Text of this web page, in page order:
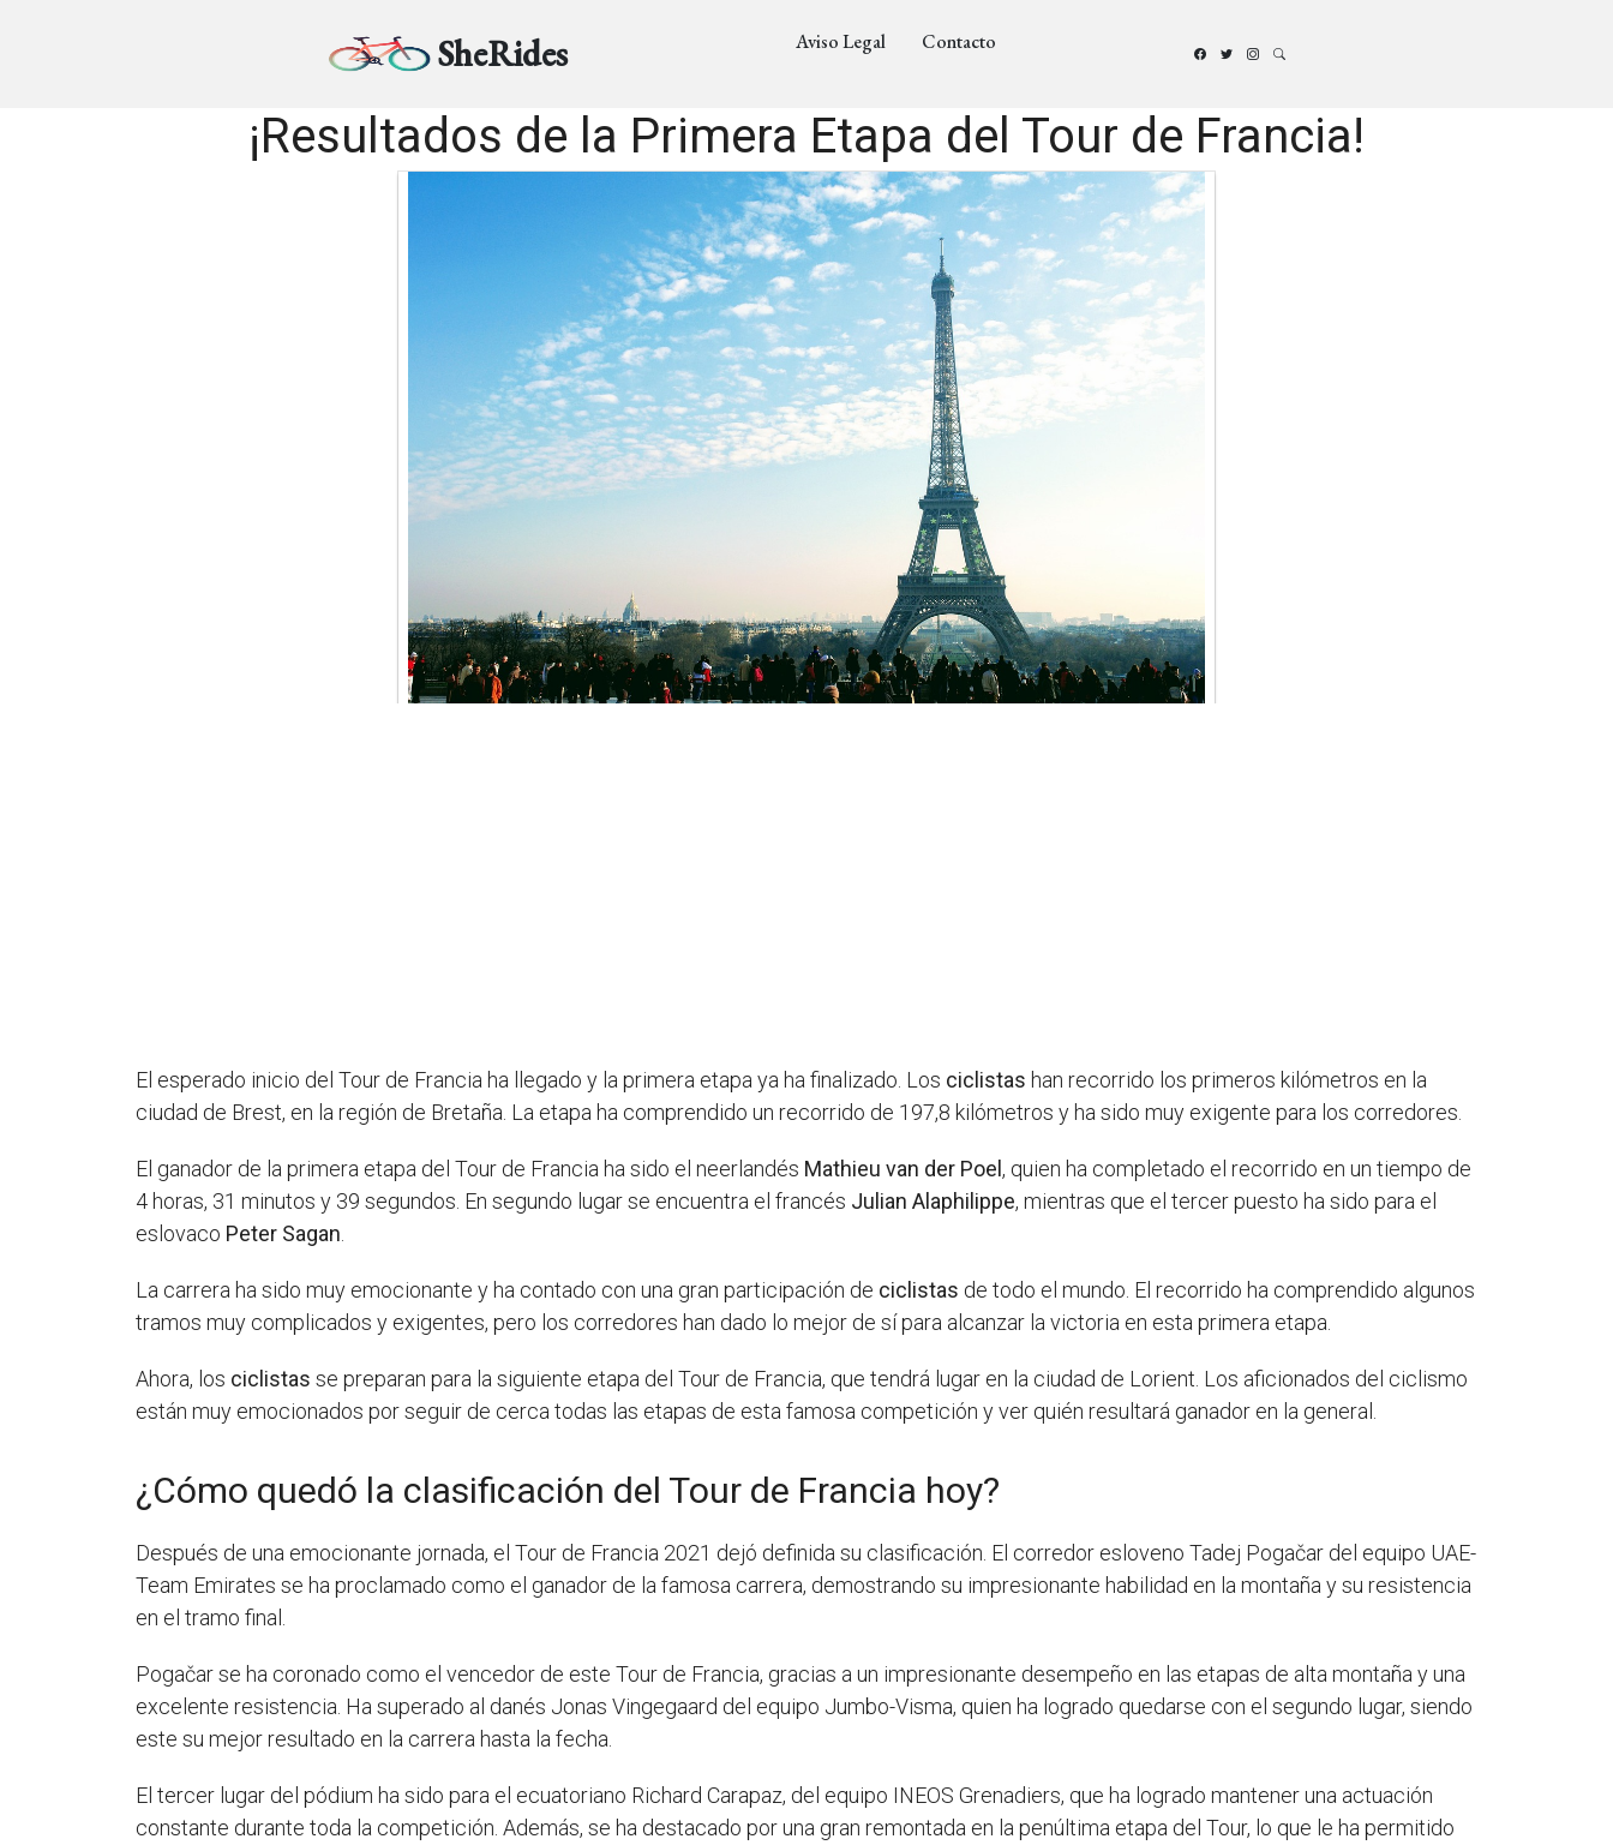
SheRides Aviso Legal Contacto
¡Resultados de la Primera Etapa del Tour de Francia!
El esperado inicio del Tour de Francia ha llegado y la primera etapa ya ha finalizado. Los ciclistas han recorrido los primeros kilómetros en la
ciudad de Brest, en la región de Bretaña. La etapa ha comprendido un recorrido de 197,8 kilómetros y ha sido muy exigente para los corredores.
El ganador de la primera etapa del Tour de Francia ha sido el neerlandés Mathieu van der Poel, quien ha completado el recorrido en un tiempo de
4 horas, 31 minutos y 39 segundos. En segundo lugar se encuentra el francés Julian Alaphilippe, mientras que el tercer puesto ha sido para el
eslovaco Peter Sagan
La carrera ha sido muy emocionante y ha contado con una gran participación de ciclistas de todo el mundo. El recorrido ha comprendido algunos
tramos muy complicados y exigentes, pero los corredores han dado lo mejor de sí para alcanzar la victoria en esta primera etapa.
Ahora, los ciclistas se preparan para la siguiente etapa del Tour de Francia, que tendrá lugar en la ciudad de Lorient. Los aficionados del ciclismo
están muy emocionados por seguir de cerca todas las etapas de esta famosa competición y ver quién resultará ganador en la general.
¿Cómo quedó la clasificación del Tour de Francia hoy?
Después de una emocionante jornada, el Tour de Francia 2021 dejó definida su clasificación. El corredor esloveno Tadej Pogačar del equipo UAE-
Team Emirates se ha proclamado como el ganador de la famosa carrera, demostrando su impresionante habilidad en la montaña y su resistencia
en el tramo final.
Pogačar se ha coronado como el vencedor de este Tour de Francia, gracias a un impresionante desempeño en las etapas de alta montaña y una
excelente resistencia. Ha superado al danés Jonas Vingegaard del equipo Jumbo-Visma, quien ha logrado quedarse con el segundo lugar, siendo
este su mejor resultado en la carrera hasta la fecha.
El tercer lugar del pódium ha sido para el ecuatoriano Richard Carapaz, del equipo INEOS Grenadiers, que ha logrado mantener una actuación
constante durante toda la competición. Además, se ha destacado por una gran remontada en la penúltima etapa del Tour, lo que le ha permitido